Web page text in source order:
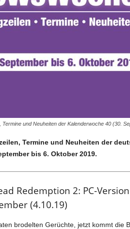
Termine und Neuheiten der Kalenderwoche 40 (30.
Termine und Neuheiten der
bis 6. Oktober 2019.
Redemption 2: PC-
(4.10.19)
brodelten Gerüchte, jetzt kommt die